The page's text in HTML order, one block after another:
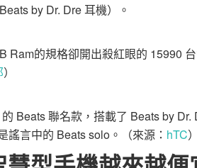
by Dr. Dre 耳機）。
Ram的規格卻開出殺紅眼的 15990
）
Beats 聯名款，搭載了 Beats by Dr.
言中的 Beats solo。（來源： hTC）